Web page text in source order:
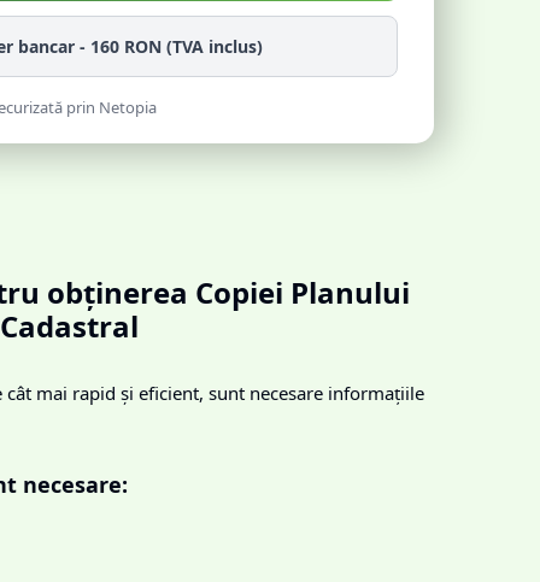
bancar - 160 RON (TVA inclus)
prin Netopia
obținerea Copiei Planului
Cadastral
cât mai rapid și eficient, sunt necesare informațiile
necesare: